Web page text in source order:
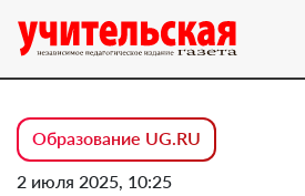
Образование UG.RU
2 июля 2025, 10:25